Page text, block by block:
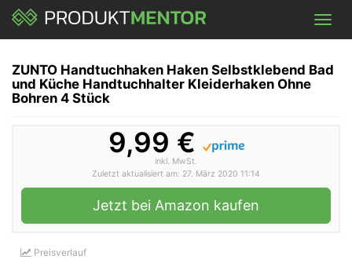
Skip
main
ZUNTO Handtuchhaken Haken Selbstklebend Bad
und Küche Handtuchhalter Kleiderhaken Ohne
Bohren 4 Stück
9,99 €
inkl. MwSt.
Zuletzt aktualisiert am: 27. März 2020 11:14
Jetzt bei Amazon kaufen
Preisverlauf